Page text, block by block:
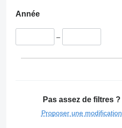
Année
–
Pas assez de filtres ?
Proposer une modification